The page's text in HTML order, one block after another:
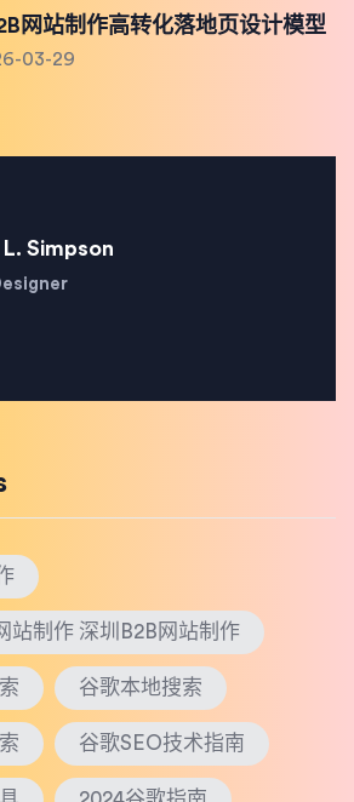
网站制作高转化落地页设计模型
03-29
L. Simpson
站制作 深圳B2B网站制作
谷歌本地搜索
谷歌SEO技术指南